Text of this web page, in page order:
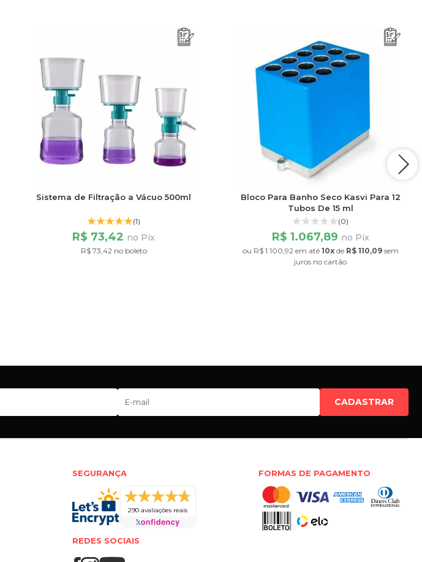
Sistema de Filtração a Vácuo 500ml
(1)
R$ 73,42 no Pix
R$ 73,42 no boleto
Bloco Para Banho Seco Kasvi Para 12
Tubos De 15 ml
(0)
R$ 1.067,89 no Pix
ou R$ 1.100,92em até 10xde R$ 110,09 sem
juros no cartão
CADASTRAR
SEGURANÇA
290 avaliações reais
REDES SOCIAIS
FORMAS DE PAGAMENTO